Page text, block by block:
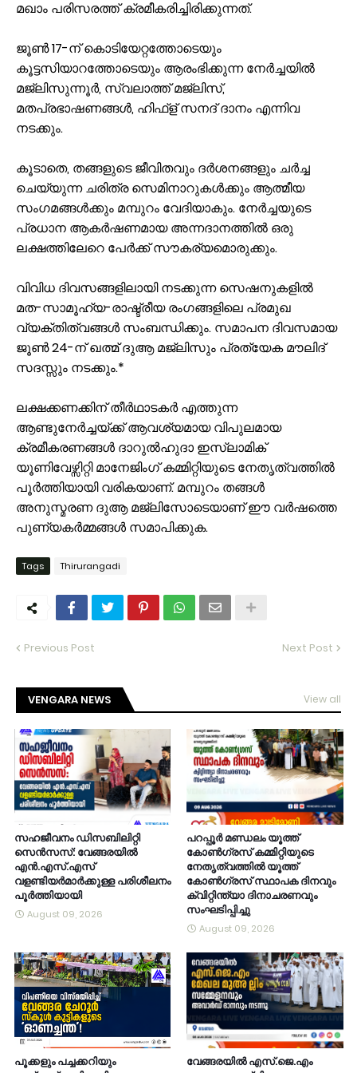
മഖാം പരിസരത്ത് ക്രമീകരിച്ചിരിക്കുന്നത്.
ജൂൺ 17-ന് കൊടിയേറ്റത്തോടെയും
കൂട്ടസിയാറത്തോടെയും ആരംഭിക്കുന്ന നേർച്ചയിൽ
മജ്ലിസുന്നൂർ, സ്വലാത്ത് മജ്‌ലിസ്,
മതപ്രഭാഷണങ്ങൾ, ഹിഫ്ള് സനദ് ദാനം എന്നിവ
നടക്കും.
കൂടാതെ, തങ്ങളുടെ ജീവിതവും ദർശനങ്ങളും ചർച്ച
ചെയ്യുന്ന ചരിത്ര സെമിനാറുകൾക്കും ആത്മീയ
സംഗമങ്ങൾക്കും മമ്പുറം വേദിയാകും. നേർച്ചയുടെ
പ്രധാന ആകർഷണമായ അന്നദാനത്തിൽ ഒരു
ലക്ഷത്തിലേറെ പേർക്ക് സൗകര്യമൊരുക്കും.
വിവിധ ദിവസങ്ങളിലായി നടക്കുന്ന സെഷനുകളിൽ
മത-സാമൂഹ്യ-രാഷ്ട്രീയ രംഗങ്ങളിലെ പ്രമുഖ
വ്യക്തിത്വങ്ങൾ സംബന്ധിക്കും. സമാപന ദിവസമായ
ജൂൺ 24-ന് ഖത്മ് ദുആ മജ്‌ലിസും പ്രത്യേക മൗലിദ്
സദസ്സും നടക്കും.*
ലക്ഷക്കണക്കിന് തീർഥാടകർ എത്തുന്ന
ആണ്ടുനേർച്ചയ്ക്ക് ആവശ്യമായ വിപുലമായ
ക്രമീകരണങ്ങൾ ദാറുൽഹുദാ ഇസ്‌ലാമിക്
യൂണിവേഴ്സിറ്റി മാനേജിംഗ് കമ്മിറ്റിയുടെ നേതൃത്വത്തിൽ
പൂർത്തിയായി വരികയാണ്. മമ്പുറം തങ്ങൾ
അനുസ്മരണ ദുആ മജ്‌ലിസോടെയാണ് ഈ വർഷത്തെ
പുണ്യകർമ്മങ്ങൾ സമാപിക്കുക.
Tags Thirurangadi
Previous Post Next Post
VENGARA NEWS View all
സഹജീവനം ഡിസബിലിറ്റി
സെൻസസ്: വേങ്ങരയിൽ
എൻ.എസ്.എസ്
വളണ്ടിയർമാർക്കുള്ള പരിശീലനം
പൂർത്തിയായി
August 09, 2026
പറപ്പൂർ മണ്ഡലം യൂത്ത്
കോൺഗ്രസ് കമ്മിറ്റിയുടെ
നേതൃത്വത്തിൽ യൂത്ത്
കോൺഗ്രസ് സ്ഥാപക ദിനവും
ക്വിറ്റിന്ത്യാ ദിനാചരണവും
സംഘടിപ്പിച്ചു
August 09, 2026
പൂക്കളും പച്ചക്കറിയും
വേങ്ങരയിൽ എസ്.ജെ.എം